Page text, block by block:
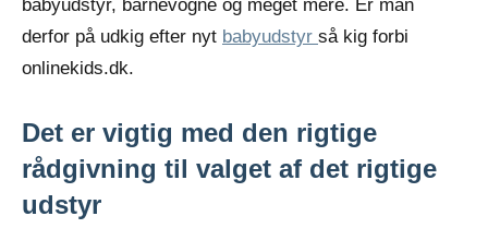
babyudstyr, barnevogne og meget mere. Er man
derfor på udkig efter nyt babyudstyr så kig forbi
onlinekids.dk.
Det er vigtig med den rigtige
rådgivning til valget af det rigtige
udstyr